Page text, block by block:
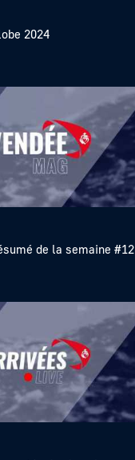
2024
de la semaine #12